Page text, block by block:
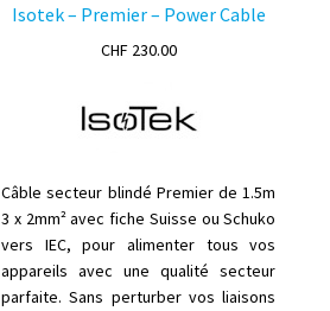
Isotek – Premier – Power Cable
CHF230.00
Câble secteur blindé Premier de 1.5m
3 x 2mm² avec fiche Suisse ou Schuko
vers IEC, pour alimenter tous vos
appareils avec une qualité secteur
parfaite. Sans perturber vos liaisons